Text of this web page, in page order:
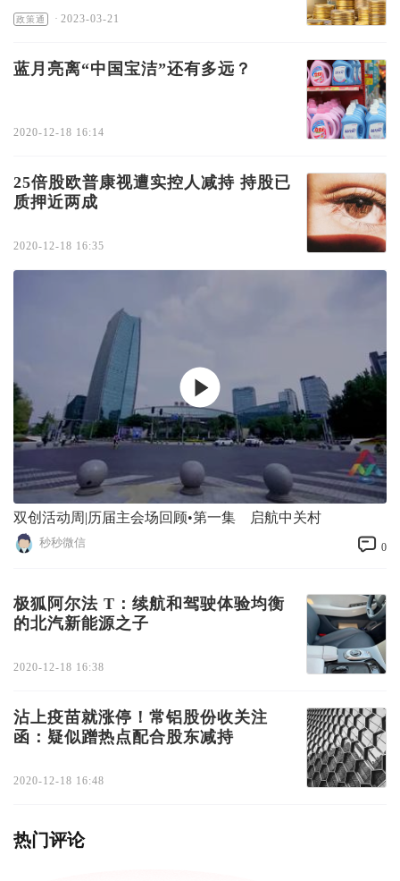
政策通 · 2023-03-21
蓝月亮离“中国宝洁”还有多远？
2020-12-18 16:14
25倍股欧普康视遭实控人减持 持股已
质押近两成
2020-12-18 16:35
双创活动周|历届主会场回顾•第一集 启航中关村
秒秒微信 0
极狐阿尔法 T：续航和驾驶体验均衡
的北汽新能源之子
2020-12-18 16:38
沾上疫苗就涨停！常铝股份收关注
函：疑似蹭热点配合股东减持
2020-12-18 16:48
热门评论